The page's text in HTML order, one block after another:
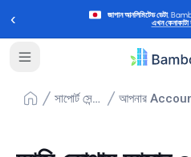
‹ জাপান আনলিমিটেড ডেটা,
এখন
সাপোর্ট সেন্টার